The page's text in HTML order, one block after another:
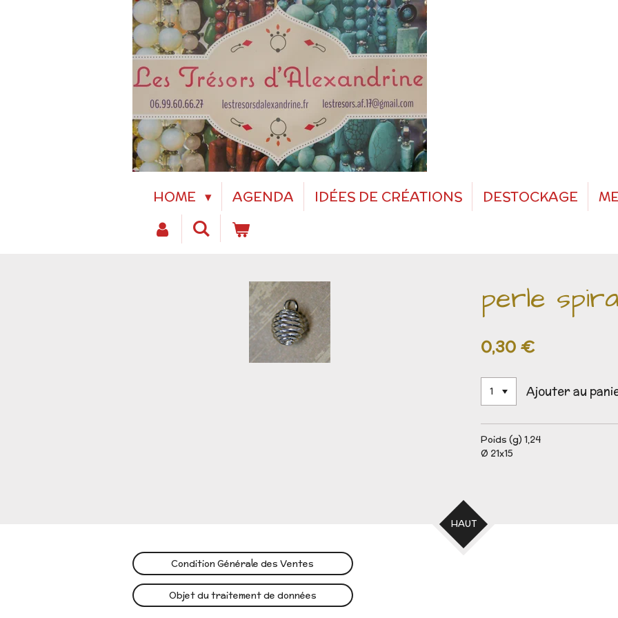
HOME AGENDA IDÉES DE CRÉATIONS DESTOCKAGE
perle
0,30 €
Ajouter au
Poids (g) 1,24
Ø 21x15
HAUT
Condition Générale des Ventes
Objet du traitement de données